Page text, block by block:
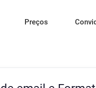
Preços